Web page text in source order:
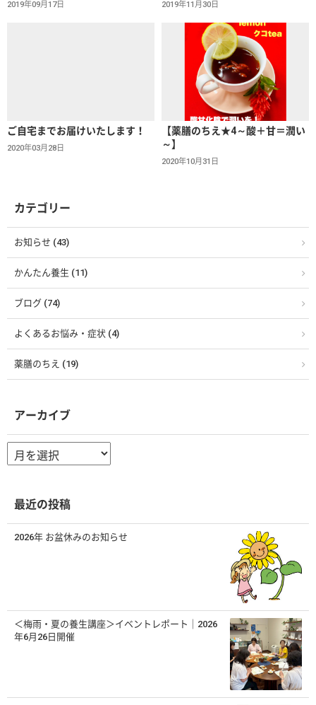
2019年09月17日 2019年11月30日
ご自宅までお届けいたします！
2020年03月28日
【薬膳のちえ★4～酸＋甘＝潤い
～】
2020年10月31日
カテゴリー
お知らせ (43)
かんたん養生 (11)
ブログ (74)
よくあるお悩み・症状 (4)
薬膳のちえ (19)
アーカイブ
ー
ブ
最近の投稿
2026年 お盆休みのお知らせ
＜梅雨・夏の養生講座＞イベントレポート｜2026
年6月26日開催